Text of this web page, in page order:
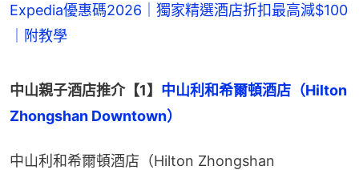
Expedia優惠碼2026｜獨家精選酒店折扣最高減$100
｜附教學
中山親子酒店推介【1】 中山利和希爾頓酒店（Hilton
Zhongshan Downtown）
中山利和希爾頓酒店（Hilton Zhongshan